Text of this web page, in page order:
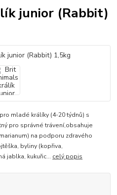
junior (Rabbit)
mladé králíky (4-20 týdnů) s
pro správné trávení,obsahuje
na podporu zdravého
byliny (kopřiva,
jablka, kukuřic... celý popis